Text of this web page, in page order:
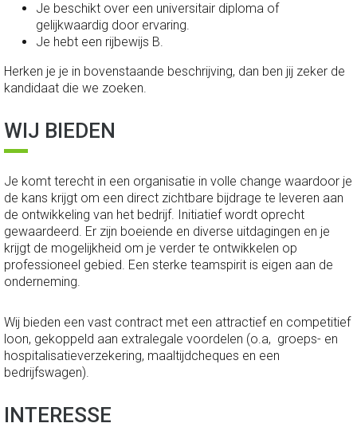
Je beschikt over een universitair diploma of
gelijkwaardig door ervaring.
Je hebt een rijbewijs B.
Herken je je in bovenstaande beschrijving, dan ben jij zeker de
kandidaat die we zoeken.
WIJ BIEDEN
Je komt terecht in een organisatie in volle change waardoor je
de kans krijgt om een direct zichtbare bijdrage te leveren aan
de ontwikkeling van het bedrijf. Initiatief wordt oprecht
gewaardeerd. Er zijn boeiende en diverse uitdagingen en je
krijgt de mogelijkheid om je verder te ontwikkelen op
professioneel gebied. Een sterke teamspirit is eigen aan de
onderneming.
Wij bieden een vast contract met een attractief en competitief
loon, gekoppeld aan extralegale voordelen (o.a, groeps- en
hospitalisatieverzekering, maaltijdcheques en een
bedrijfswagen).
INTERESSE